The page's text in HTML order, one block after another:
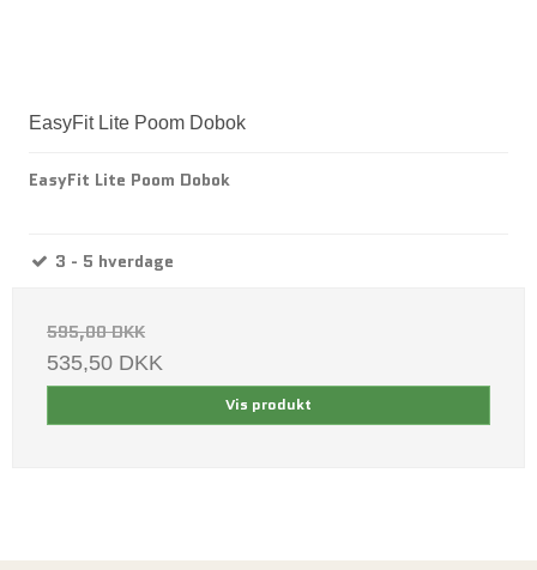
EasyFit Lite Poom Dobok
EasyFit Lite Poom Dobok
3 - 5 hverdage
595,00 DKK
535,50 DKK
Vis produkt